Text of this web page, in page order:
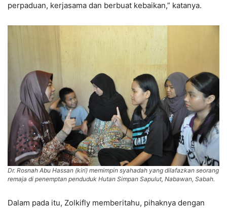
perpaduan, kerjasama dan berbuat kebaikan,” katanya.
Dr. Rosnah Abu Hassan (kiri) memimpin syahadah yang dilafazkan seorang
remaja di penemptan penduduk Hutan Simpan Sapulut, Nabawan, Sabah.
Dalam pada itu, Zolkifly memberitahu, pihaknya dengan